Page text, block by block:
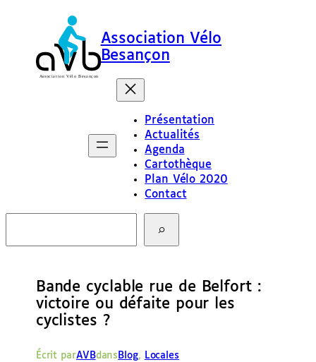
Association Vélo
Besançon
Présentation
Actualités
Agenda
Cartothèque
Plan Vélo 2020
Contact
c
Bande cyclable rue de Belfort :
victoire ou défaite pour les
cyclistes ?
Écrit parAVBdans Blog, Locales